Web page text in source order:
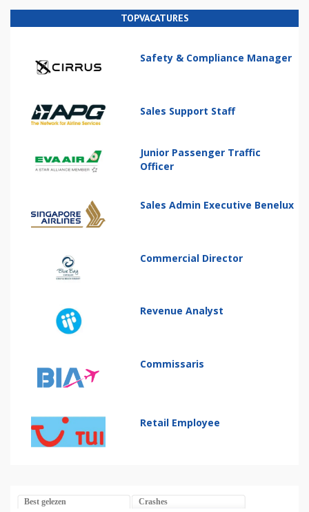
TOPVACATURES
Safety & Compliance Manager
Sales Support Staff
Junior Passenger Traffic
Officer
Sales Admin Executive Benelux
Commercial Director
Revenue Analyst
Commissaris
Retail Employee
Best gelezen Crashes